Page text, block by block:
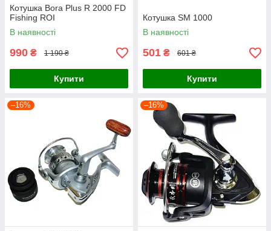
Котушка Bora Plus R 2000 FD
Fishing ROI
В наявності
990 ₴ 1 190 ₴
Купити
Котушка SM 1000
В наявності
501 ₴ 601 ₴
Купити
–16% –16%